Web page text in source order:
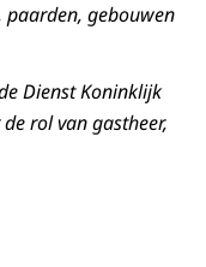
gebouwen
Dienst Koninklijk
rol van gastheer,